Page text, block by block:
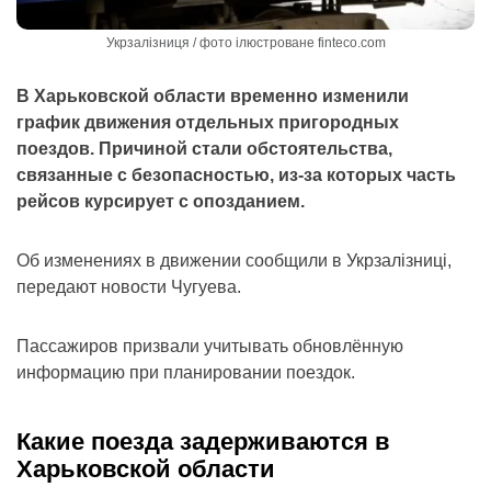
Укрзалізниця / фото ілюстроване finteco.com
В Харьковской области временно изменили
график движения отдельных пригородных
поездов. Причиной стали обстоятельства,
связанные с безопасностью, из-за которых часть
рейсов курсирует с опозданием.
Об изменениях в движении сообщили в Укрзалізниці,
передают новости Чугуева.
Пассажиров призвали учитывать обновлённую
информацию при планировании поездок.
Какие поезда задерживаются в
Харьковской области